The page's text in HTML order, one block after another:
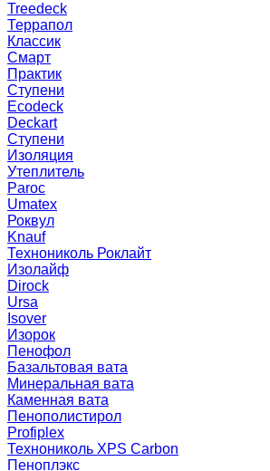
Treedeck
Террапол
Классик
Смарт
Практик
Ступени
Ecodeck
Deckart
Ступени
Изоляция
Утеплитель
Paroc
Umatex
Роквул
Knauf
Технониколь Роклайт
Изолайф
Dirock
Ursa
Isover
Изорок
Пенофол
Базальтовая вата
Минеральная вата
Каменная вата
Пенополистирол
Profiplex
Технониколь XPS Carbon
Пеноплэкс